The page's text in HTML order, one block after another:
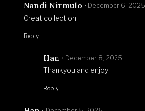
Nandi Nirmulo December 6, 2025
Great collection
Reply
Han December 8, 2025
Thankyou and enjoy
Reply